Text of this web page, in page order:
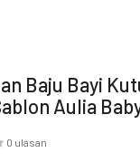
Baju Bayi
Aulia
0 ulasan